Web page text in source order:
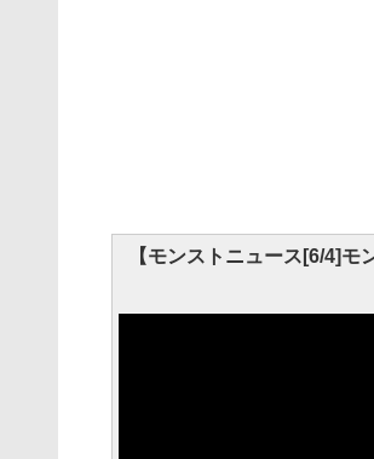
【モンストニュース[6/4]